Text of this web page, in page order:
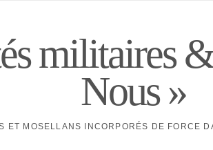
militaires
Nous »
ET MOSELLANS INCORPORÉS DE FORCE